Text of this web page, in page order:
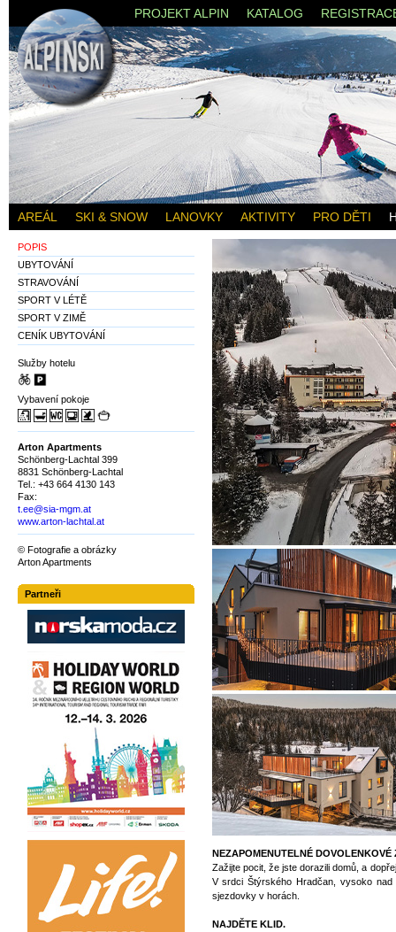
NEZAPOMENUTELNÉ DOVOLENKOVÉ
Zažijte pocit, že jste dorazili domů, a
V srdci Štýrského Hradčan, vysoko
sjezdovky v horách.
NAJDĚTE KLID.
POPIS
UBYTOVÁNÍ
STRAVOVÁNÍ
SPORT V LÉTĚ
SPORT V ZIMĚ
CENÍK UBYTOVÁNÍ
Služby hotelu
Vybavení pokoje
Arton Apartments
Schönberg-Lachtal 399
8831 Schönberg-Lachtal
Tel.: +43 664 4130 143
Fax:
t.ee@sia-mgm.at
www.arton-lachtal.at
© Fotografie a obrázky
Arton Apartments
Partneři
PROJEKT ALPIN KATALOG
AREÁL SKI & SNOW LANOVKY AKTIVITY PRO DĚTI